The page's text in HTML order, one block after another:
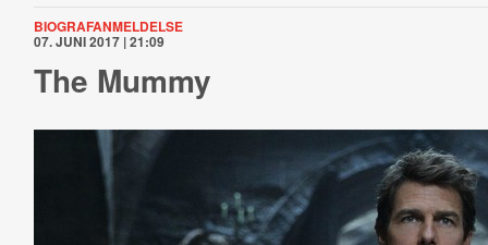
BIOGRAFANMELDELSE
07. JUNI 2017 | 21:09
The Mummy